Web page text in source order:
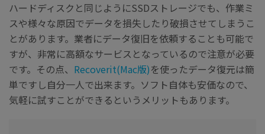
ハードディスクと同じようにSSDストレージでも、作業ミ
スや様々な原因でデータを損失したり破損させてしまうこ
とがあります。業者にデータ復旧を依頼することも可能で
すが、非常に高額なサービスとなっているので注意が必要
です。その点、 Recoverit(Mac版)を使ったデータ復元は簡
単ですし自分一人で出来ます。ソフト自体も安価なので、
気軽に試すことができるというメリットもあります。